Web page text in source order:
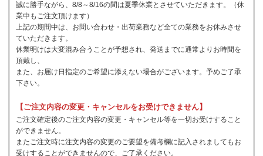
誠に勝手ながら、8/8～8/16の間は夏季休業とさせていただきます。（休
業中もご注文頂けます）
上記の期間中は、お問い合わせ・出荷業務など全ての業務をお休みさせ
ていただきます。
休業明けは大変混み合うことが予想され、発送までに通常よりお時間を
頂戴し、
また、お届け日指定のご希望に添えない場合がございます。予めご了承
下さい。
【ご注文内容の変更・キャンセルをお受けできません】
ご注文確定後のご注文内容の変更・キャンセル等を一切お受けすること
ができません。
またご注文時に注文内容の変更のご要望を備考欄に記入されましてもお
受けすることができませんので、ご了承ください。